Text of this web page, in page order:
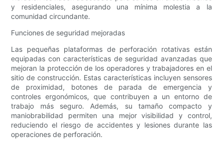
y residenciales, asegurando una mínima molestia a la
comunidad circundante.
Funciones de seguridad mejoradas
Las pequeñas plataformas de perforación rotativas están
equipadas con características de seguridad avanzadas que
mejoran la protección de los operadores y trabajadores en el
sitio de construcción. Estas características incluyen sensores
de proximidad, botones de parada de emergencia y
controles ergonómicos, que contribuyen a un entorno de
trabajo más seguro. Además, su tamaño compacto y
maniobrabilidad permiten una mejor visibilidad y control,
reduciendo el riesgo de accidentes y lesiones durante las
operaciones de perforación.